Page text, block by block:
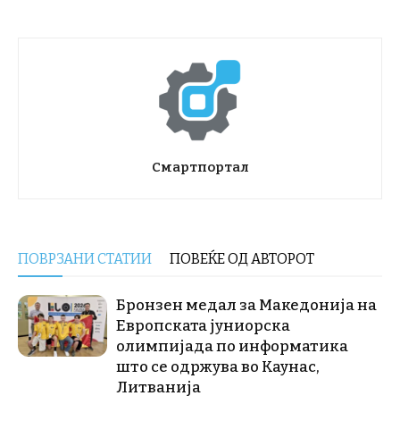
Смартпортал
ПОВРЗАНИ СТАТИИ ПОВЕЌЕ ОД АВТОРОТ
Бронзен медал за Македонија на
Европската јуниорска
олимпијада по информатика
што се одржува во Каунас,
Литванија